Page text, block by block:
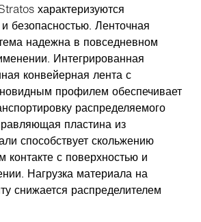
характеризуются
безопасностью. Ленточная
надежна в повседневном
Интегрированная
конвейерная лента с
профилем обеспечивает
распределяемого
пластина из
способствует скольжению
с поверхностью и
Нагрузка материала на
снижается распределителем